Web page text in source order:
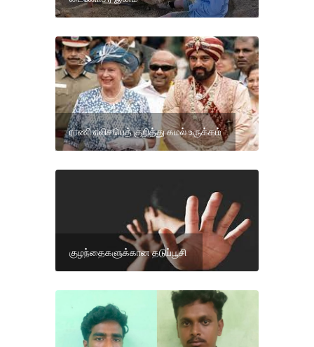
ராணி எலிசபெத் குறித்து கமல் உருக்கம்
குழந்தைகளுக்கான தடுப்பூசி